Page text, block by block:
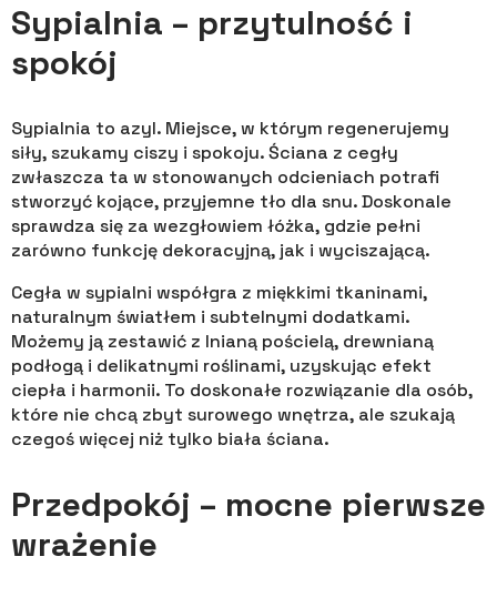
Sypialnia – przytulność i
spokój
Sypialnia to azyl. Miejsce, w którym regenerujemy
siły, szukamy ciszy i spokoju. Ściana z cegły
zwłaszcza ta w stonowanych odcieniach potrafi
stworzyć kojące, przyjemne tło dla snu. Doskonale
sprawdza się za wezgłowiem łóżka, gdzie pełni
zarówno funkcję dekoracyjną, jak i wyciszającą.
Cegła w sypialni współgra z miękkimi tkaninami,
naturalnym światłem i subtelnymi dodatkami.
Możemy ją zestawić z lnianą pościelą, drewnianą
podłogą i delikatnymi roślinami, uzyskując efekt
ciepła i harmonii. To doskonałe rozwiązanie dla osób,
które nie chcą zbyt surowego wnętrza, ale szukają
czegoś więcej niż tylko biała ściana.
Przedpokój – mocne pierwsze
wrażenie